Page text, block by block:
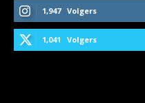
1,947 Volgers
1,041 Volgers